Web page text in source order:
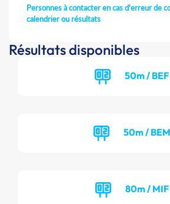
Personnes à contacter en cas d'erreur de
calendrier ou résultats
Résultats disponibles
50m / BEF
50m / BEM
80m / MIF